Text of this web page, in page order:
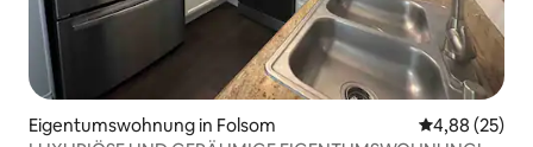
Eigentumswohnung in Folsom
4,88 (25)